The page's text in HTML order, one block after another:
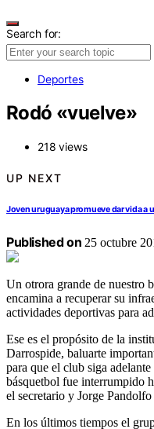
Search for:
Deportes
Rodó «vuelve»
218 views
UP NEXT
Joven uruguaya promueve dar vida a
Published on 25 octubre
Un otrora grande de nuestro
encamina a recuperar su
actividades deportivas para
Ese es el propósito de la
Darrospide, baluarte
para que el club siga
básquetbol fue interrumpido
el secretario y Jorge
En los últimos tiempos el